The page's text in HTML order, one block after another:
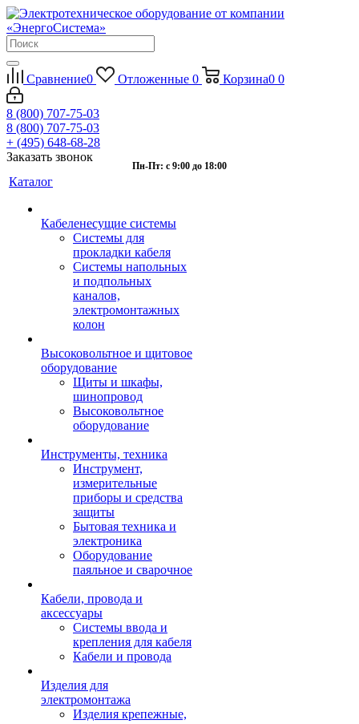
Сравнение0 Отложенные 0 Корзина0 0
8 (800) 707-75-03
8 (800) 707-75-03
+ (495) 648-68-28
Заказать звонок
Пн-Пт: с 9:00 до 18:00
Каталог
Кабеленесущие системы
Системы для
прокладки кабеля
Системы напольных
и подпольных
каналов,
электромонтажных
колон
Высоковольтное и щитовое
оборудование
Щиты и шкафы,
шинопровод
Высоковольтное
оборудование
Инструменты, техника
Инструмент,
измерительные
приборы и средства
защиты
Бытовая техника и
электроника
Оборудование
паяльное и сварочное
Кабели, провода и
аксессуары
Системы ввода и
крепления для кабеля
Кабели и провода
Изделия для
электромонтажа
Изделия крепежные,